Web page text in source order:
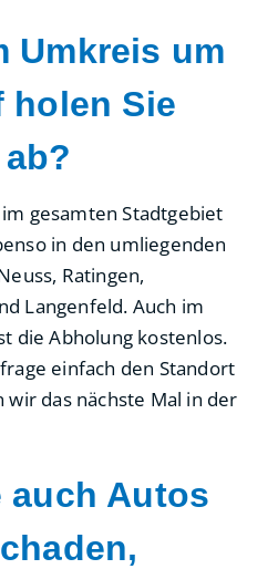
Umkreis um
holen Sie
gesamten Stadtgebiet
in den umliegenden
Ratingen,
Langenfeld. Auch im
die Abholung kostenlos.
einfach den Standort
das nächste Mal in der
auch Autos